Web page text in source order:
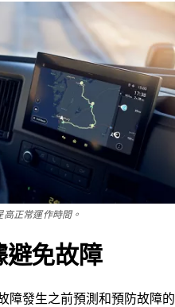
正常運作時間。
避免故障
障發生之前預測和預防故障的